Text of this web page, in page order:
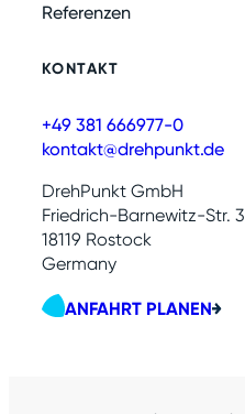
Referenzen
KONTAKT
+49 381 666977-0
kontakt@drehpunkt.de
DrehPunkt GmbH
Friedrich-Barnewitz-Str. 3
18119 Rostock
Germany
ANFAHRT PLANEN